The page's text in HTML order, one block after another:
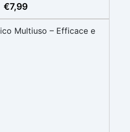
2016/425), Dispositivo
per Alimenti (MOCA):
alimentare secondo le
✅ Confezione Pratica:
€7,99